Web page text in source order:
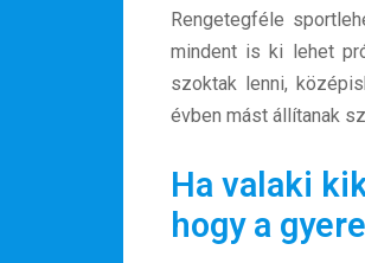
Rengetegféle
mindent is ki lehet
szoktak lenni,
évben mást állítanak
Ha valaki
hogy a